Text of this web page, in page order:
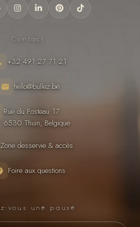
Contact
+32 491 27 71 21
hello@bullez.be
Rue du Fosteau 17
6530 Thuin, Belgique
Zone desservie & accès
Foire aux questions
vous une pause